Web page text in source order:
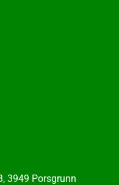
3949 Porsgrunn